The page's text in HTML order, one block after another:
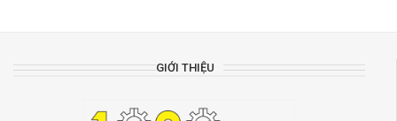
GIỚI THIỆU